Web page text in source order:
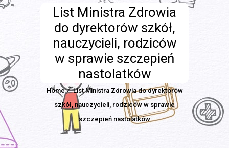
List Ministra Zdrowia
do dyrektorów szkół,
nauczycieli, rodziców
w sprawie szczepień
nastolatków
Home
List Ministra Zdrowia do dyrektorów
szkół, nauczycieli, rodziców w sprawie
szczepień nastolatków